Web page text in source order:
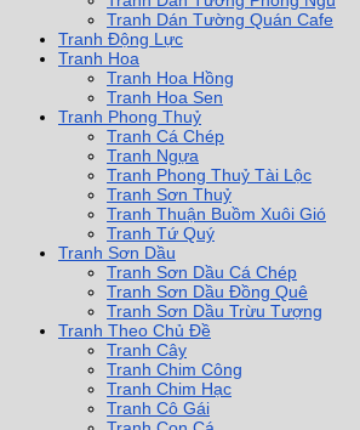
Tranh Dán Tường Quán Cafe
Tranh Động Lực
Tranh Hoa
Tranh Hoa Hồng
Tranh Hoa Sen
Tranh Phong Thuỷ
Tranh Cá Chép
Tranh Ngựa
Tranh Phong Thuỷ Tài Lộc
Tranh Sơn Thuỷ
Tranh Thuận Buồm Xuôi Gió
Tranh Tứ Quý
Tranh Sơn Dầu
Tranh Sơn Dầu Cá Chép
Tranh Sơn Dầu Đồng Quê
Tranh Sơn Dầu Trừu Tượng
Tranh Theo Chủ Đề
Tranh Cây
Tranh Chim Công
Tranh Chim Hạc
Tranh Cô Gái